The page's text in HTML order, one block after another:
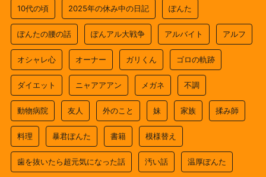
10代の頃 2025年の休み中の日記 ぽんた
ぽんたの腰の話 ぽんアル大戦争 アルバイト アルフ
オシャレ心 オーナー ガリくん ゴロの軌跡
ダイエット ニャアアアン メガネ 不調
動物病院 友人 外のこと 妹 家族 揉み師
料理 暴君ぽんた 書籍 模様替え
歯を抜いたら超元気になった話 汚い話 温厚ぽんた